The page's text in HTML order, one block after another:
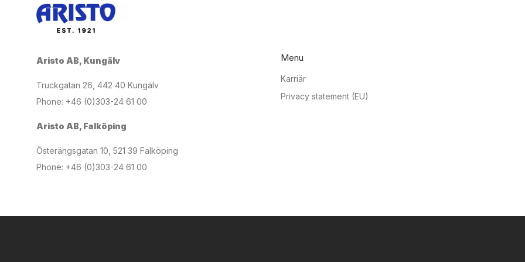
Aristo AB, Kungälv
Truckgatan 26, 442 40 Kungälv
Phone: +46 (0)303-24 61 00
Aristo AB, Falköping
Österängsgatan 10, 521 39 Falköping
Phone: +46 (0)303-24 61 00
Menu
Karriär
Privacy statement (EU)